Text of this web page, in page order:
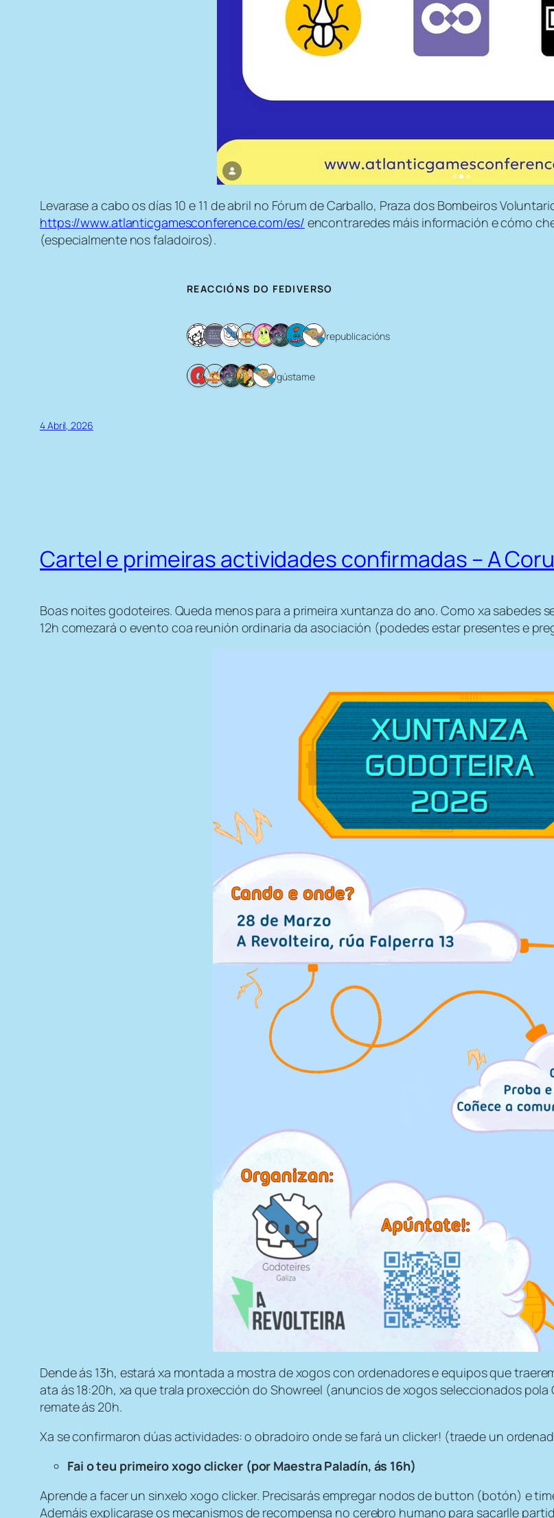
Levarase a cabo os días 10 e 11 de abril no Fórum de Carballo, Praza dos Bombeiros
https://www.atlanticgamesconference.com/es/ encontraredes máis información e cómo
(especialmente nos faladoiros).
REACCIÓNS DO FEDIVERSO
8 republicacións
5 gústame
4 Abril, 2026
Cartel e primeiras actividades confirmadas – A
Boas noites godoteires. Queda menos para a primeira xuntanza do ano. Como xa sabedes
12h comezará o evento coa reunión ordinaria da asociación (podedes estar presentes e
Dende ás 13h, estará xa montada a mostra de xogos con ordenadores e equipos que
ata ás 18:20h, xa que trala proxección do Showreel (anuncios de xogos seleccionados
remate ás 20h.
Xa se confirmaron dúas actividades: o obradoiro onde se fará un clicker! (traede un
Fai o teu primeiro xogo clicker (por Maestra Paladín, ás 16h)
Aprende a facer un sinxelo xogo clicker. Precisarás empregar nodos de button (botón) e
Ademáis explicarase os mecanismos de recompensa no cerebro humano para sacarlle